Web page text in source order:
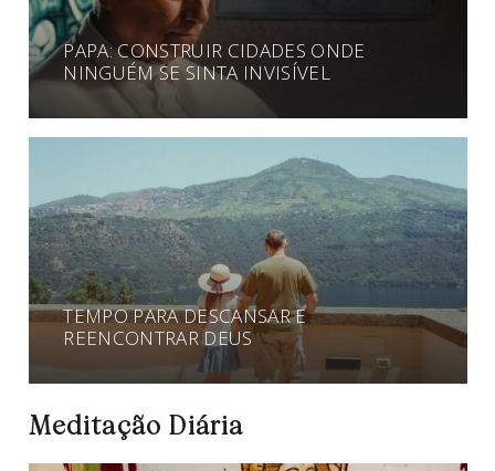
PAPA: CONSTRUIR CIDADES ONDE
NINGUÉM SE SINTA INVISÍVEL
TEMPO PARA DESCANSAR E
REENCONTRAR DEUS
Meditação Diária